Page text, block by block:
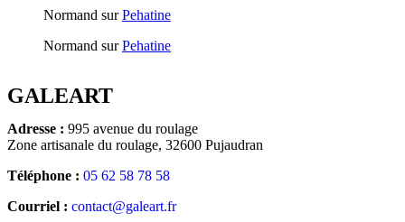
Normand surPehatine
Normand surPehatine
GALEART
Adresse : 995 avenue du roulage
Zone artisanale du roulage, 32600 Pujaudran
Téléphone : 05 62 58 78 58
Courriel : contact@galeart.fr